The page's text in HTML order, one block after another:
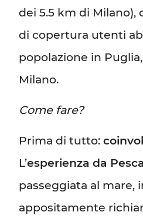
dei 5.5 km di Milano),
di copertura utenti
popolazione in Puglia,
Milano.
Come fare?
Prima di tutto:
L’esperienza da
passeggiata al mare,
appositamente